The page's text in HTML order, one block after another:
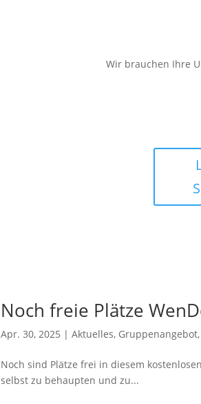
Wir brauchen Ihre
Noch freie Plätze
Apr. 30, 2025 |Aktuelles, Gruppenangebot,
Noch sind Plätze frei in diesem
selbst zu behaupten und zu...